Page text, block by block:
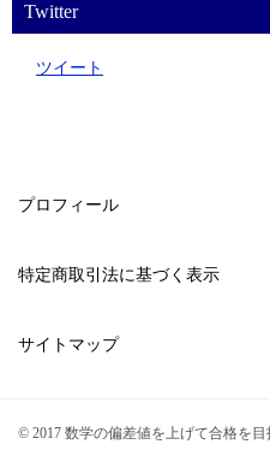
Twitter
ツイート
プロフィール
特定商取引法に基づく表示
サイトマップ
© 2017 数学の偏差値を上げて合格を目